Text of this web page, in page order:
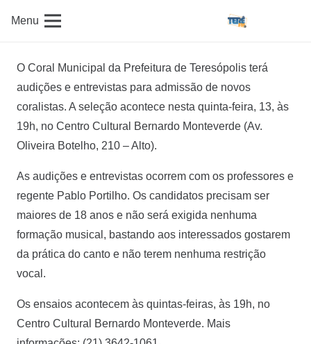
Menu
O Coral Municipal da Prefeitura de Teresópolis terá
audições e entrevistas para admissão de novos
coralistas. A seleção acontece nesta quinta-feira, 13, às
19h, no Centro Cultural Bernardo Monteverde (Av.
Oliveira Botelho, 210 – Alto).
As audições e entrevistas ocorrem com os professores e
regente Pablo Portilho. Os candidatos precisam ser
maiores de 18 anos e não será exigida nenhuma
formação musical, bastando aos interessados gostarem
da prática do canto e não terem nenhuma restrição
vocal.
Os ensaios acontecem às quintas-feiras, às 19h, no
Centro Cultural Bernardo Monteverde. Mais